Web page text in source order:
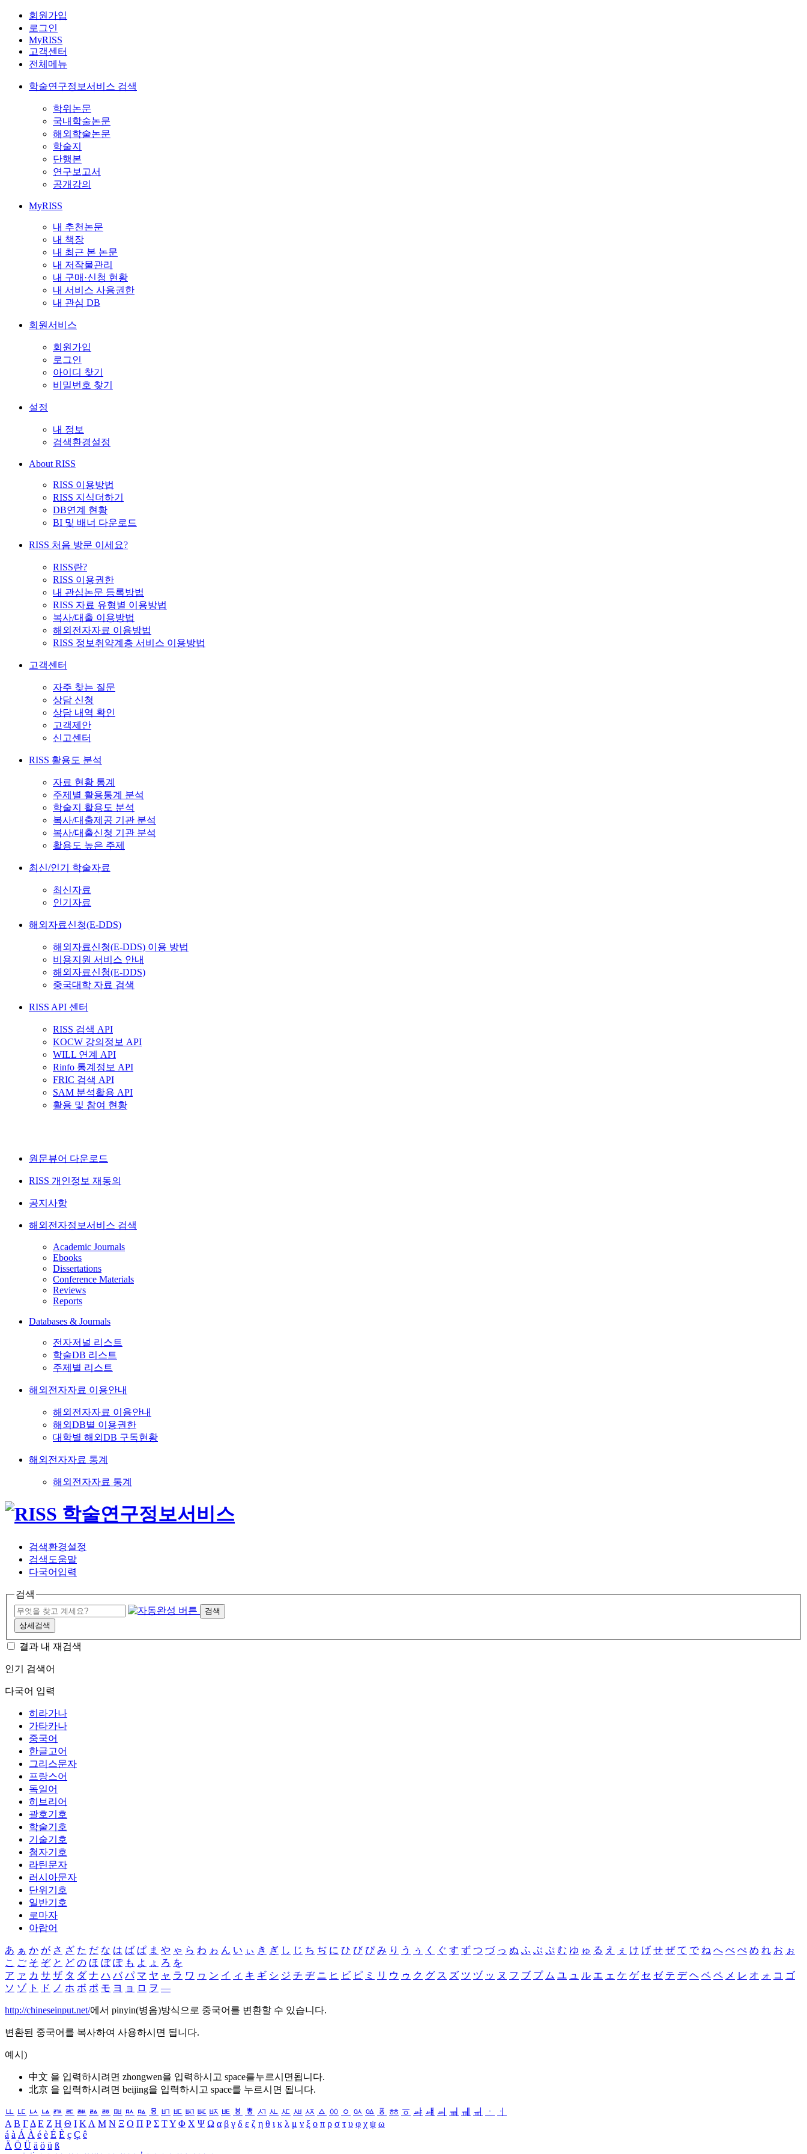
회원가입
로그인
MyRISS
고객센터
전체메뉴
학술연구정보서비스 검색
학위논문
국내학술논문
해외학술논문
학술지
단행본
연구보고서
공개강의
MyRISS
내 추천논문
내 책장
내 최근 본 논문
내 저작물관리
내 구매·신청 현황
내 서비스 사용권한
내 관심 DB
회원서비스
회원가입
로그인
아이디 찾기
비밀번호 찾기
설정
내 정보
검색환경설정
About RISS
RISS 이용방법
RISS 지식더하기
DB연계 현황
BI 및 배너 다운로드
RISS 처음 방문 이세요?
RISS란?
RISS 이용권한
내 관심논문 등록방법
RISS 자료 유형별 이용방법
복사/대출 이용방법
해외전자자료 이용방법
RISS 정보취약계층 서비스 이용방법
고객센터
자주 찾는 질문
상담 신청
상담 내역 확인
고객제안
신고센터
RISS 활용도 분석
자료 현황 통계
주제별 활용통계 분석
학술지 활용도 분석
복사/대출제공 기관 분석
복사/대출신청 기관 분석
활용도 높은 주제
최신/인기 학술자료
최신자료
인기자료
해외자료신청(E-DDS)
해외자료신청(E-DDS) 이용 방법
비용지원 서비스 안내
해외자료신청(E-DDS)
중국대학 자료 검색
RISS API 센터
RISS 검색 API
KOCW 강의정보 API
WILL 연계 API
Rinfo 통계정보 API
FRIC 검색 API
SAM 분석활용 API
활용 및 참여 현황
원문뷰어 다운로드
RISS 개인정보 재동의
공지사항
해외전자정보서비스 검색
Academic Journals
Ebooks
Dissertations
Conference Materials
Reviews
Reports
Databases & Journals
전자저널 리스트
학술DB 리스트
주제별 리스트
해외전자자료 이용안내
해외전자자료 이용안내
해외DB별 이용권한
대학별 해외DB 구독현황
해외전자자료 통계
해외전자자료 통계
검색환경설정
검색도움말
다국어입력
검색
검색
상세검색
결과 내 재검색
인기 검색어
다국어 입력
히라가나
가타카나
중국어
한글고어
그리스문자
프랑스어
독일어
히브리어
괄호기호
학술기호
기술기호
첨자기호
라틴문자
러시아문자
단위기호
일반기호
로마자
아랍어
あ ぁ か が さ ざ た だ な は ば ぱ ま や ゃ ら わ ゎ ん い ぃ き ぎ し じ ち ぢ に ひ び ぴ み り う ぅ く ぐ す ず つ づ っ ぬ ふ ぶ ぷ む ゆ ゅ る え ぇ け げ せ ぜ て で ね へ べ ぺ め れ お ぉ
こ ご そ ぞ と ど の ほ ぼ ぽ も よ ょ ろ を
ア ァ カ サ ザ タ ダ ナ ハ バ パ マ ヤ ャ ラ ワ ヮ ン イ ィ キ ギ シ ジ チ ヂ ニ ヒ ビ ピ ミ リ ウ ゥ ク グ ス ズ ツ ヅ ッ ヌ フ ブ プ ム ユ ュ ル エ ェ ケ ゲ セ ゼ テ デ ヘ ベ ペ メ レ オ ォ コ ゴ
ソ ゾ ト ド ノ ホ ボ ポ モ ヨ ョ ロ ヲ ―
http://chineseinput.net/에서 pinyin(병음)방식으로 중국어를 변환할 수 있습니다.
변환된 중국어를 복사하여 사용하시면 됩니다.
예시)
中文 을 입력하시려면 zhongwen을 입력하시고 space를누르시면됩니다.
北京 을 입력하시려면 beijing을 입력하시고 space를 누르시면 됩니다.
ㅥ ㅦ ㅧ ㅨ ㅩ ㅪ ㅫ ㅬ ㅭ ㅮ ㅯ ㅰ ㅱ ㅲ ㅳ ㅴ ㅵ ㅶ ㅷ ㅸ ㅹ ㅺ ㅻ ㅼ ㅽ ㅾ ㅿ ㆀ ㆁ ㆂ ㆃ ㆄ ㆅ ㆆ ㆇ ㆈ ㆉ ㆊ ㆋ ㆌ ㆍ
ㆎ
Α Β ΓΔ Ε Ζ Η Θ Ι ΚΛ Μ Ν Ξ Ο Π Ρ Σ ΤΥ Φ Χ Ψ Ω α β γ δ ε ζ η θ ι κ λ μ ν ξ ο π ρ σ τ υ φ χ ψ ω
á à Á À é è É È ç Ç ê
Ä Ö Ü ä ö ü ß